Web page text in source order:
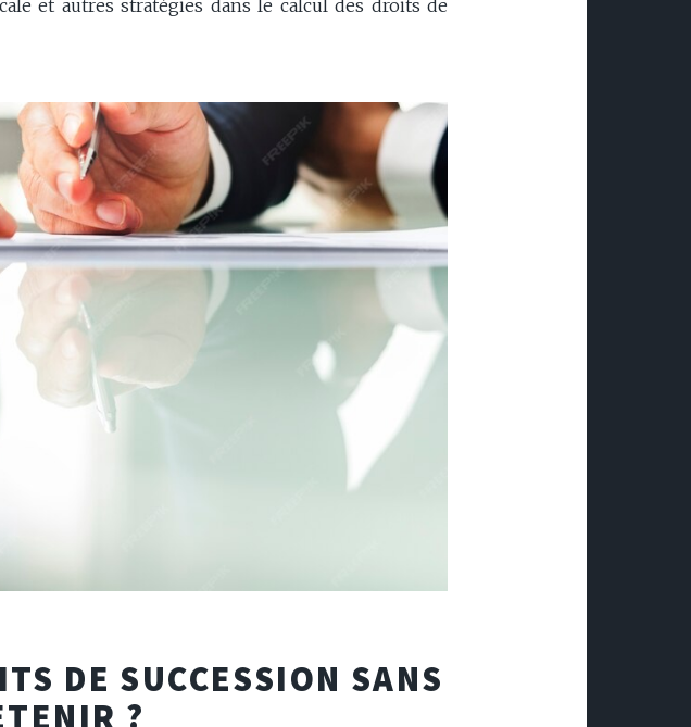
et autres stratégies dans le calcul des droits de
DE SUCCESSION SANS
?